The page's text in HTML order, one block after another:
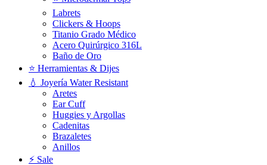
Labrets
Clickers & Hoops
Titanio Grado Médico
Acero Quirúrgico 316L
Baño de Oro
⭐ Herramientas & Dijes
💧 Joyería Water Resistant
Aretes
Ear Cuff
Huggies y Argollas
Cadenitas
Brazaletes
Anillos
⚡ Sale